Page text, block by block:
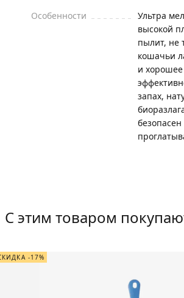
Особенности
Ультра
высокой
пылит, не
кошачьи
и
запах,
С этим товаром
-17%